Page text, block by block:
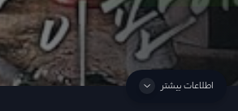
اطلاعات بیشتر